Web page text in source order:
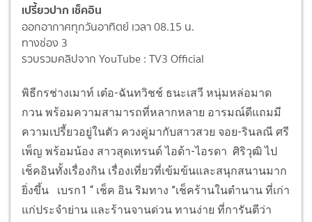
เปรี้ยวปาก เช็คอิน
ออกอากาศทุกวันอาทิตย์ เวลา 08.15 น.
ทางช่อง 3
รวบรวมคลิปจาก YouTube : TV3 Official
พิธีกรช่างเมาท์ เต๋อ-ฉันทวิชช์ ธนะเสวี หนุ่มหล่อมาด
กวน พร้อมความสามารถที่หลากหลาย อารมณ์ดีแถมมี
ความเปรี้ยวอยู่ในตัว ควงคู่มากับสาวสวย จอย-รินลณี ศรี
เพ็ญ พร้อมน้อง สาวสุดเทรนด์ ไอด้า-ไอรดา ศิริวุฒิ ไป
เช็คอินทั้งเรื่องกิน เรื่องเที่ยวที่เข้มข้นและสนุกสนานมาก
ยิ่งขึ้น
เบรก1 “ เช็ค อิน ริมทาง ”เช็คร้านในตำนาน ที่เก่า
แก่ประจำย่าน และร้านจานด่วน ทานง่าย ที่การันตีว่า